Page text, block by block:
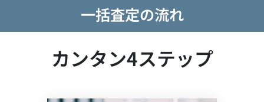
一括査定の流れ
カンタン4ステップ